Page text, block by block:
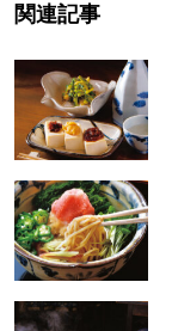
関連記事